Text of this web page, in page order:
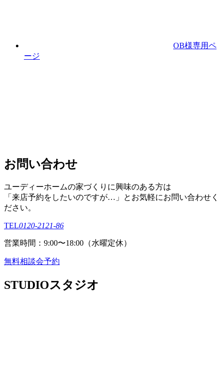
OB様専用ペ
ージ
お問い合わせ
ユーディーホームの家づくりに興味のある⽅は
「来店予約をしたいのですが…」とお気軽にお問い合わせく
ださい。
TEL0120-2121-86
営業時間：9:00〜18:00（⽔曜定休）
無料相談会予約
STUDIOスタジオ